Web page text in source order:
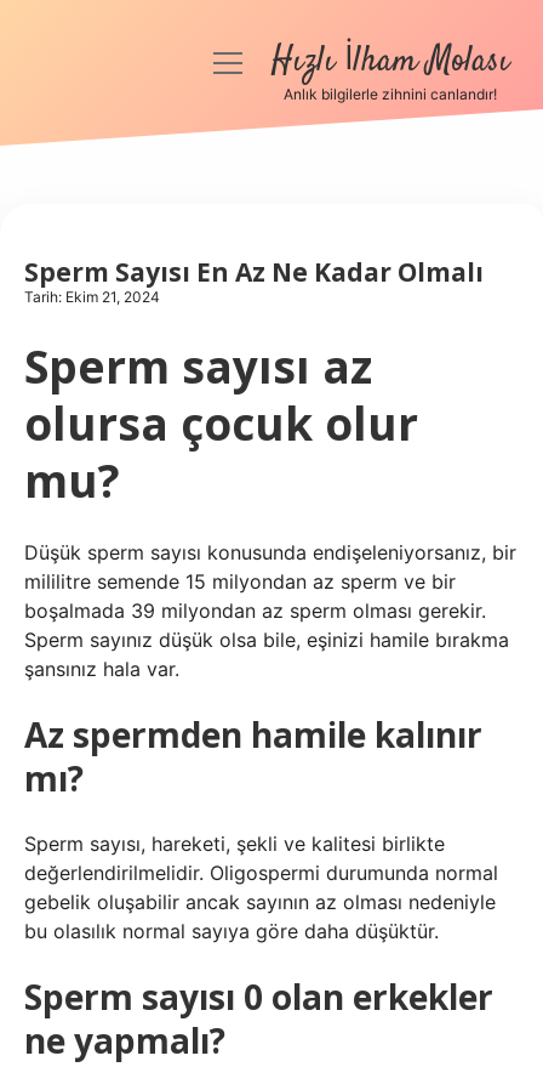
Anasayfa
Hakkımızda
menüyüHızlı İlham Molası
Anlık bilgilerle zihnini canlandır!
Sperm Sayısı En Az Ne Kadar Olmalı
Tarih: Ekim 21, 2024
Sperm sayısı az
olursa çocuk olur
mu?
Düşük sperm sayısı konusunda endişeleniyorsanız, bir
mililitre semende 15 milyondan az sperm ve bir
boşalmada 39 milyondan az sperm olması gerekir.
Sperm sayınız düşük olsa bile, eşinizi hamile bırakma
şansınız hala var.
Az spermden hamile kalınır
mı?
Sperm sayısı, hareketi, şekli ve kalitesi birlikte
değerlendirilmelidir. Oligospermi durumunda normal
gebelik oluşabilir ancak sayının az olması nedeniyle
bu olasılık normal sayıya göre daha düşüktür.
Sperm sayısı 0 olan erkekler
ne yapmalı?